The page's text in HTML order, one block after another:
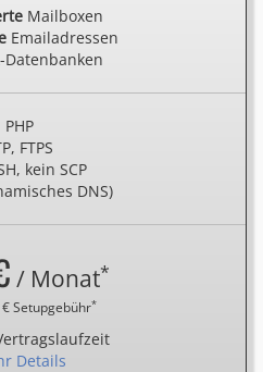
Mailboxen
Emailadressen
Datenbanken
PHP
FTPS
kein SCP
DNS)
/ Monat*
Setupgebühr*
Details